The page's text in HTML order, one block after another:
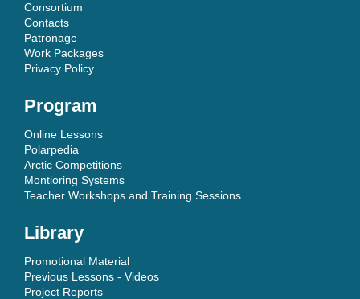
Consortium
Contacts
Patronage
Work Packages
Privacy Policy
Program
Online Lessons
Polarpedia
Arctic Competitions
Montioring Systems
Teacher Workshops and Training Sessions
Library
Promotional Material
Previous Lessons - Videos
Project Reports